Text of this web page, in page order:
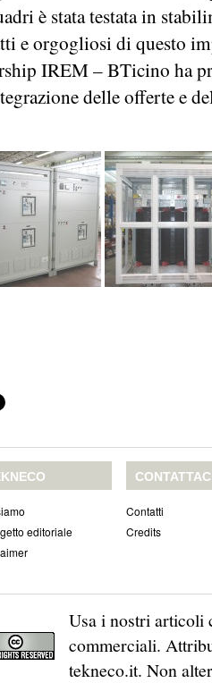
è stata testata in
e orgogliosi di questo
IREM – BTicino ha
delle offerte e
editoriale
Contatti
Credits
Usa i nostri articoli
commerciali.
tekneco.it. Non